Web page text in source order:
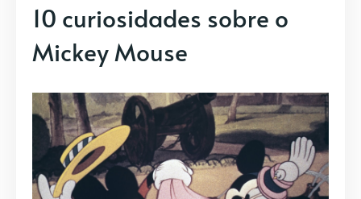
10 curiosidades sobre o
Mickey Mouse